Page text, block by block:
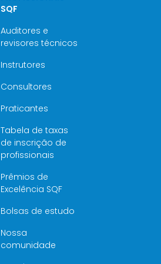
SQF
Auditores e
revisores técnicos
Instrutores
Consultores
Praticantes
Tabela de taxas
de inscrição de
profissionais
Prêmios de
Excelência SQF
Bolsas de estudo
Nossa
comunidade